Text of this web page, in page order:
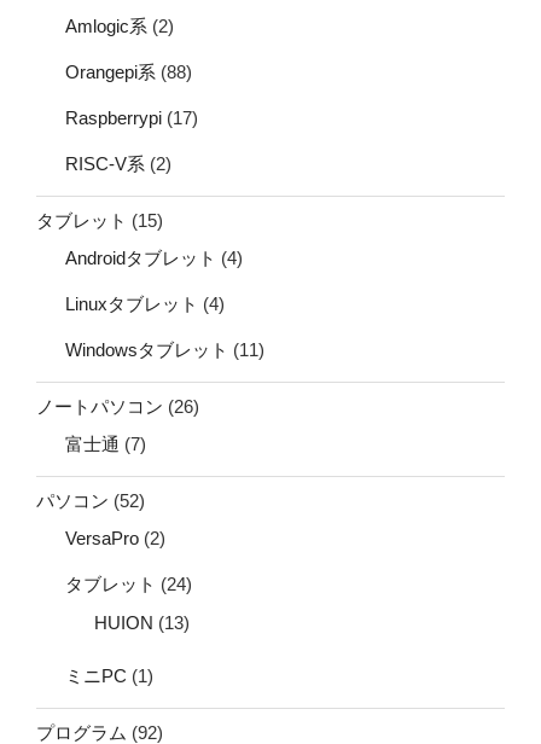
Amlogic系 (2)
Orangepi系 (88)
Raspberrypi (17)
RISC-V系 (2)
タブレット (15)
Androidタブレット (4)
Linuxタブレット (4)
Windowsタブレット (11)
ノートパソコン (26)
富士通 (7)
パソコン (52)
VersaPro (2)
タブレット (24)
HUION (13)
ミニPC (1)
プログラム (92)